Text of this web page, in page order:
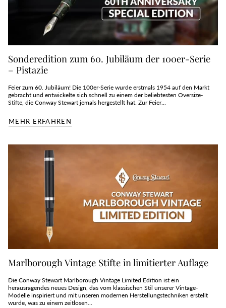
Sonderedition zum 60. Jubiläum der 100er-Serie
– Pistazie
Feier zum 60. Jubiläum! Die 100er-Serie wurde erstmals 1954 auf den Markt
gebracht und entwickelte sich schnell zu einem der beliebtesten Oversize-
Stifte, die Conway Stewart jemals hergestellt hat. Zur Feier...
MEHR ERFAHREN
Marlborough Vintage Stifte in limitierter Auflage
Die Conway Stewart Marlborough Vintage Limited Edition ist ein
herausragendes neues Design, das vom klassischen Stil unserer Vintage-
Modelle inspiriert und mit unseren modernen Herstellungstechniken erstellt
wurde, was zu einem zeitlosen...